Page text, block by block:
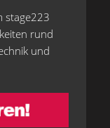
stage223
rund
und